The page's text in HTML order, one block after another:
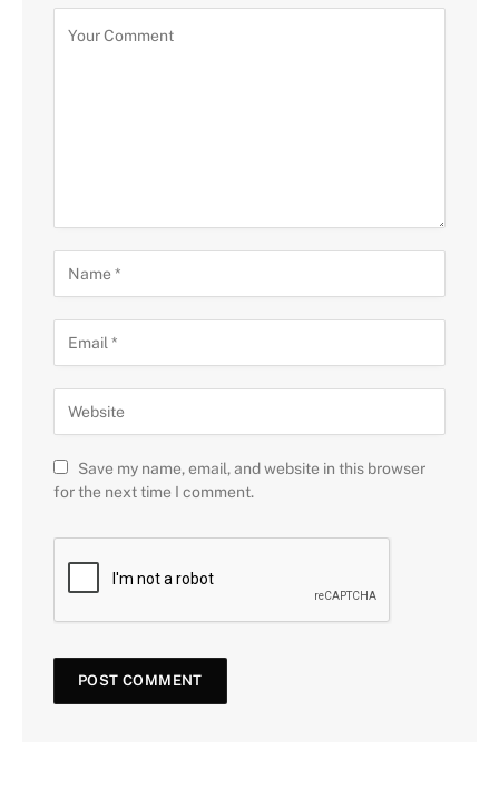
Save my name, email, and website in this browser
for the next time I comment.